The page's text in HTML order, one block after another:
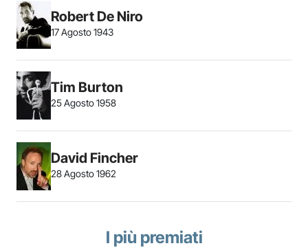
Robert De Niro
17 Agosto 1943
Tim Burton
25 Agosto 1958
David Fincher
28 Agosto 1962
I più premiati